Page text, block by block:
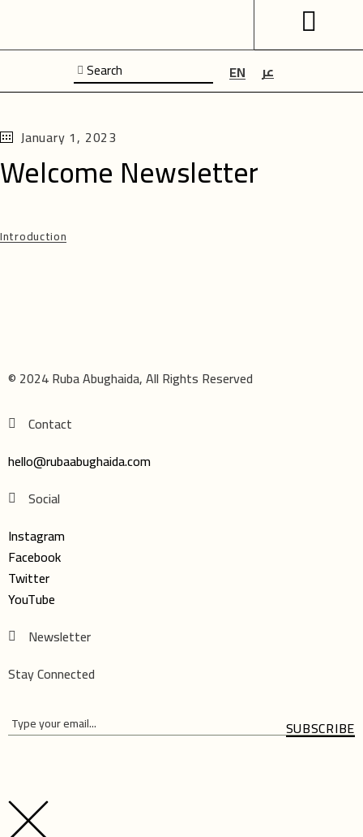
EN عر
January 1, 2023
Welcome Newsletter
Introduction
© 2024 Ruba Abughaida, All Rights Reserved
Contact
hello@rubaabughaida.com
Social
Instagram
Facebook
Twitter
YouTube
Newsletter
Stay Connected
SUBSCRIBE
field
empty.
field